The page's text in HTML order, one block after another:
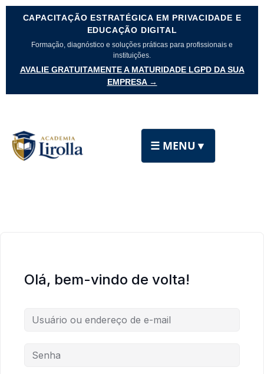
CAPACITAÇÃO ESTRATÉGICA EM PRIVACIDADE E
EDUCAÇÃO DIGITAL
Formação, diagnóstico e soluções práticas para profissionais e
instituições.
AVALIE GRATUITAMENTE A MATURIDADE LGPD DA SUA
EMPRESA →
☰ MENU ▼
Olá, bem-vindo de volta!